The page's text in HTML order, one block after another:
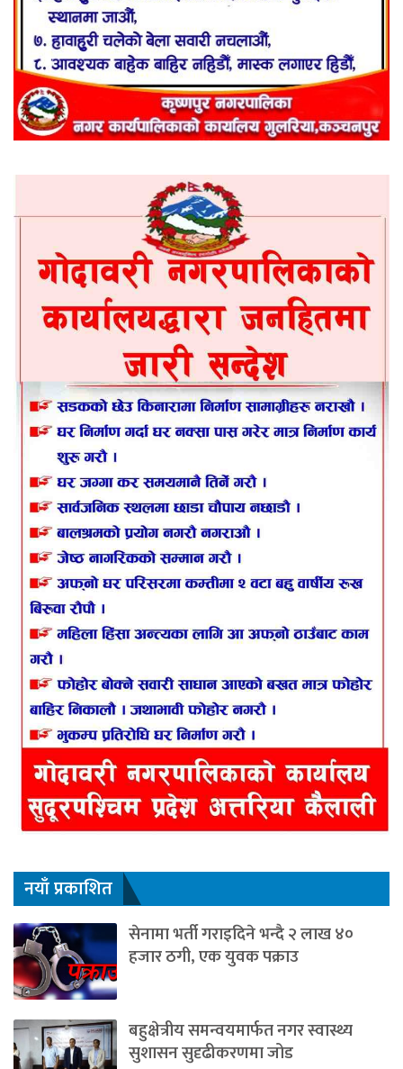
नयाँ प्रकाशित
सेनामा भर्ती गराइदिने भन्दै २ लाख ४०
हजार ठगी, एक युवक पक्राउ
बहुक्षेत्रीय समन्वयमार्फत नगर स्वास्थ्य
सुशासन सुदृढीकरणमा जोड